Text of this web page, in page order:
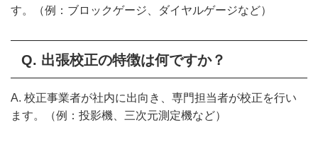
す。（例：ブロックゲージ、ダイヤルゲージなど）
Q. 出張校正の特徴は何ですか？
A. 校正事業者が社内に出向き、専門担当者が校正を行い
ます。（例：投影機、三次元測定機など）